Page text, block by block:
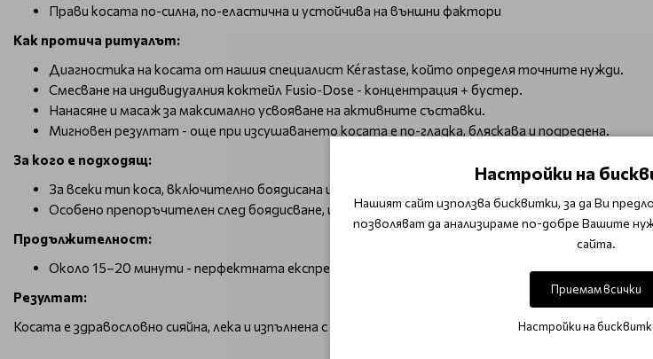
Прави косата по-силна, по-еластична и устойчива на външни фактори
Как протича ритуалът:
Диагностика на косата от нашия специалист Kérastase, който определя точните нужди.
Смесване на индивидуалния коктейл Fusio-Dose - концентрация + бустер.
Нанасяне и масаж за максимално усвояване на активните съставки.
Мигновен резултат - още при изсушаването косата е по-гладка, бляскава и подредена.
За кого е подходящ:
За всеки тип коса, включително боядисана или третирана
Особено препоръчителен след боядисване, изсветляване или термично третиране
Продължителност:
Около 15–20 минути - перфектната експрес грижа с ефект на салонна терапия.
Резултат:
Косата е здравословно сияйна, лека и изпълнена с живот – сякаш след луксозен спа ритуал, но само
Настройки на
Нашият сайт използва бисквитки, за да Ви
позволяват да анализираме по-добре Вашите
сайта.
Приемам всички
Настройки на